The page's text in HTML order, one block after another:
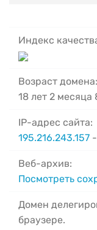
Индекс
Возраст домена:
18 лет 2 месяца
IP-адрес сайта:
195.216.243.157 -
Веб-архив:
Посмотреть
Домен
браузере.